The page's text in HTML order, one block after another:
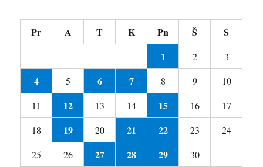
Pr A T K Pn Š
S
1
2 3
4 5 6 7 8 9
10
11
12 13 14 15 16
17
18
19 20 21 22 23
24
25
26 27 28 29
30